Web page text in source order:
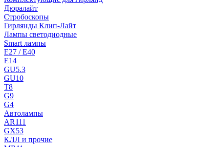
Дюралайт
Стробоскопы
Гирлянды Клип-Лайт
Лампы светодиодные
Smart лампы
E27 / E40
E14
GU5.3
GU10
T8
G9
G4
Автолампы
AR111
GX53
КЛЛ и прочие